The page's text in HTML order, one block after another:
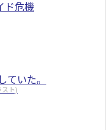
ド危機
ていた。
スト)